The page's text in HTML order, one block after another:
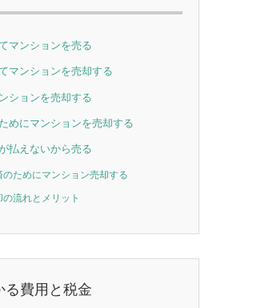
マンションを売る
マンションを売却する
ションを売却する
めにマンションを売却する
払えないから売る
のためにマンション売却する
の流れとメリット
る費用と税金